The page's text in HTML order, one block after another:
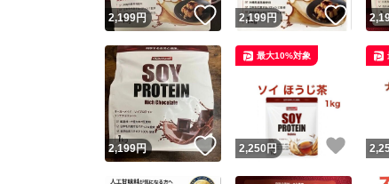
2,199円 いいね！
2,199円 いい
2,199円 いいね！
2,250 円 いい
最大10%対象